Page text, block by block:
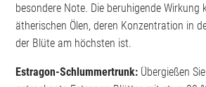
besondere Note. Die beruhigende Wirkung
ätherischen Ölen, deren Konzentration in
der Blüte am höchsten ist.
Estragon-Schlummertrunk: Übergießen